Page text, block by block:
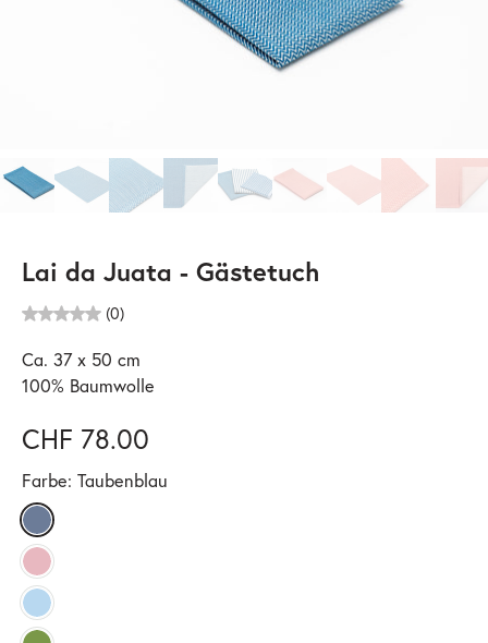
Lai da Juata - Gästetuch
(0)
Ca. 37 x 50 cm
100% Baumwolle
CHF 78.00
Farbe: Taubenblau